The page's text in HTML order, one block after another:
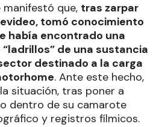
manifestó que, tras zarpar
tomó conocimiento
había encontrado una
de una sustancia
destinado a la carga
. Ante este hecho,
situación, tras poner a
dentro de su camarote
y registros fílmicos.